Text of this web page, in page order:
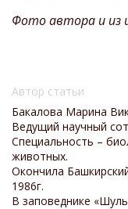
Фото автора и из
Автор статьи
Бакалова Марина
Ведущий научный
Специальность –
животных.
Окончила
1986г.
В заповеднике